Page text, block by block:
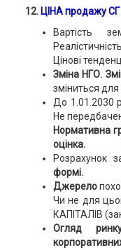
12. ЦІНА продажу СГ
Вартість
Цінові
Зміна НГО.
зміниться для
До 1.01.2030
Не
Нормативна
оцінка.
Розрахунок
формі.
Джерело
Чи не для
КАПІТАЛІВ
Огляд